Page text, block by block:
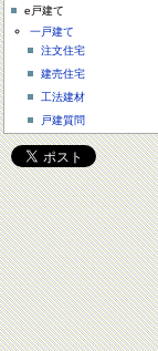
e戸建て
一戸建て
注文住宅
建売住宅
工法建材
戸建質問